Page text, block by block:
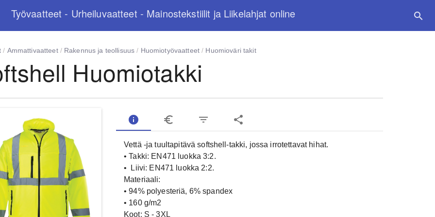
Työvaatteet - Urheiluvaatteet - Mainostekstiilit ja Liikelahjat online search
/ Ammattivaatteet/ Rakennus ja teollisuus / Huomiotyövaatteet/ Huomioväri takit
Huomiotakki
info euro_symbol filter_list share
Vettä -ja tuultapitävä softshell-takki, jossa irrotettavat hihat.
• Takki: EN471 luokka 3:2.
• Liivi: EN471 luokka 2:2.
Materiaali:
• 94% polyesteriä, 6% spandex
• 160 g/m2
Koot: S - 3XL